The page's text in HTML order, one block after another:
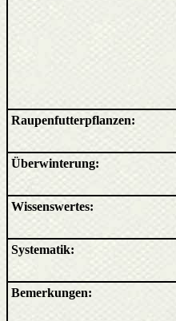
Raupenfutterpflanzen:
Überwinterung:
Wissenswertes:
Systematik:
Bemerkungen: